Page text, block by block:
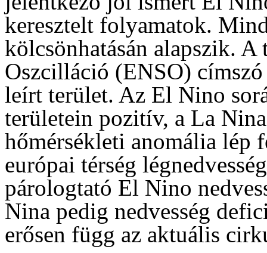
keresztelt folyamatok.
kölcsönhatásán alapszik.
Oszcilláció (ENSO)
leírt terület. Az El Nino
területein pozitív, a La
hőmérsékleti anomália lép
európai térség
párologtató El Nino
Nina pedig nedvesség
erősen függ az aktuális